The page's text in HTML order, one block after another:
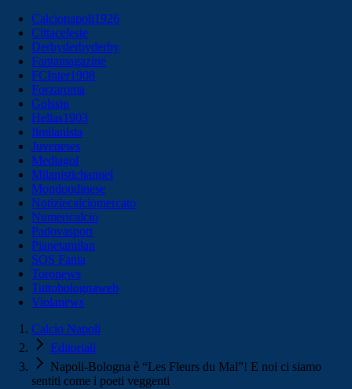
Calcionapoli1926
Cittaceleste
Derbyderbyderby
Fantamagazine
FCInter1908
Forzaroma
Golssip
Hellas1903
Ilmilanista
Juvenews
Mediagol
Milanistichannel
Mondoudinese
Notiziecalciomercato
Numericalcio
Padovasport
Pianetamilan
SOS Fanta
Toronews
Tuttobolognaweb
Violanews
Calcio Napoli
Editoriali
Napoli-Bologna è “Les Fleurs du Mal”! E noi ci siamo
sentiti come i poeti veggenti